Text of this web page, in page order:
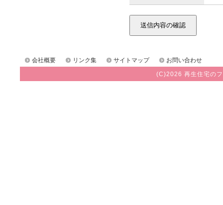
会社概要 リンク集 サイトマップ お問い合わせ
(C)2026 再生住宅の